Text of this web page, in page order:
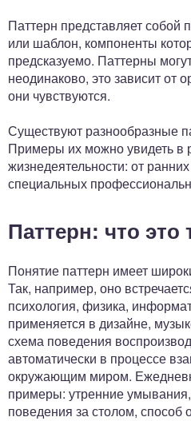
Паттерн представляет собой
или шаблон, компоненты
предсказуемо. Паттерны
неодинаково, это зависит от
они чувствуются.
Существуют разнообразные
Примеры их можно увидеть в
жизнедеятельности: от
специальных
Паттерн: что это
Понятие паттерн имеет
Так, например, оно
психология, физика,
применяется в дизайне,
схема поведения
автоматически в процессе
окружающим миром.
примеры: утренние
поведения за столом, способ